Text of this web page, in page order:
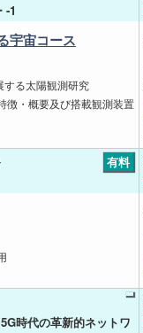
-1
宇宙コース
する太陽観測研究
徴・概要及び搭載観測装置
有料
時代の革新的ネットワ